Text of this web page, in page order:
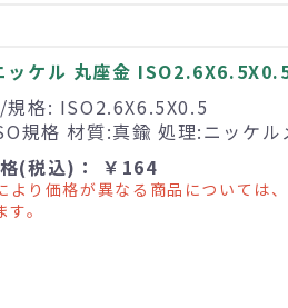
ッケル 丸座金
規格: ISO2.6X6.5X0.5
規格 材質:真鍮 処理:ニッケル
(税込)： ￥164
より価格が異なる商品については
。